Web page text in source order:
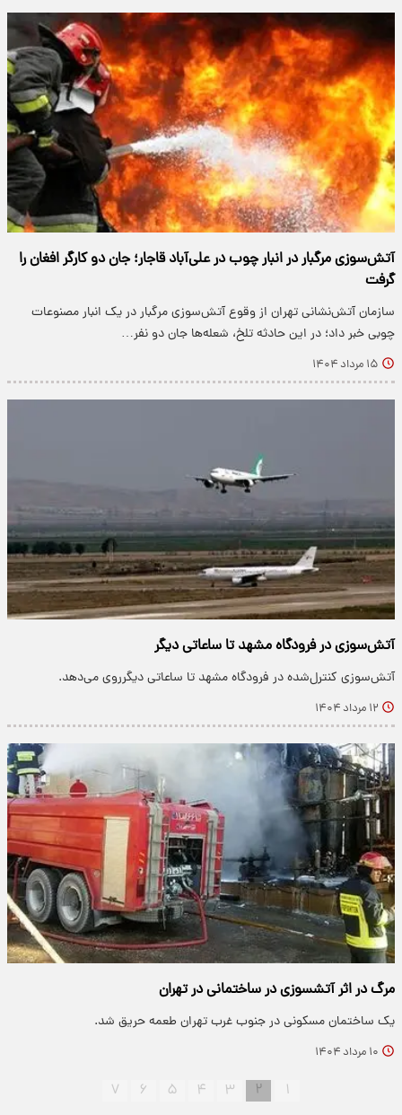
آتش‌سوزی مرگبار در انبار چوب در علی‌آباد قاجار؛ جان دو کارگر افغان را
گرفت
سازمان آتش‌نشانی تهران از وقوع آتش‌سوزی مرگبار در یک انبار مصنوعات
چوبی خبر داد؛ در این حادثه تلخ، شعله‌ها جان دو نفر…
۱۵ مرداد ۱۴۰۴
آتش‌سوزی در فرودگاه مشهد تا ساعاتی دیگر
آتش‌سوزی کنترل‌شده در فرودگاه مشهد تا ساعاتی دیگرروی می‌دهد.
۱۲ مرداد ۱۴۰۴
مرگ در اثر آتشسوزی در ساختمانی در تهران
یک ساختمان مسکونی در جنوب غرب تهران طعمه حریق شد.
۱۰ مرداد ۱۴۰۴
۱ ۲ ۳ ۴ ۵ ۶ ۷